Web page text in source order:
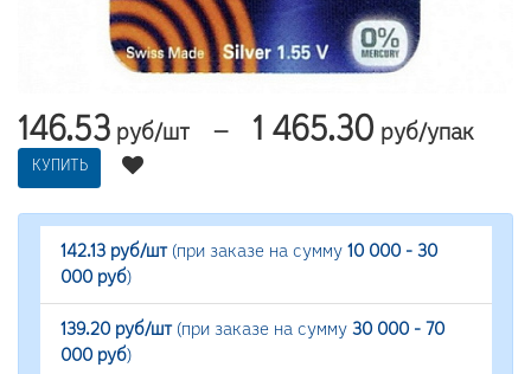
146.53 руб/шт — 1 465.30 руб/упак
КУПИТЬ
142.13 руб/шт(при заказе на сумму 10 000 - 30
000 руб)
139.20 руб/шт(при заказе на сумму 30 000 - 70
000 руб)